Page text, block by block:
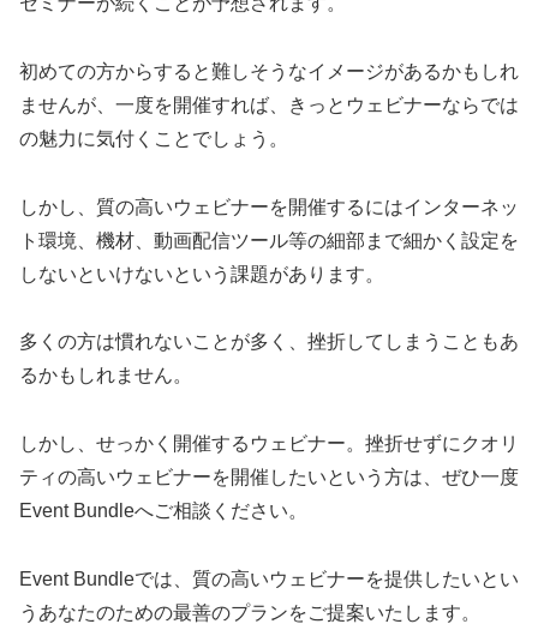
初めての方からすると難しそうなイメージがあるかもしれ
ませんが、一度を開催すれば、きっとウェビナーならでは
の魅力に気付くことでしょう。
しかし、質の高いウェビナーを開催するにはインターネッ
ト環境、機材、動画配信ツール等の細部まで細かく設定を
しないといけないという課題があります。
多くの方は慣れないことが多く、挫折してしまうこともあ
るかもしれません。
しかし、せっかく開催するウェビナー。挫折せずにクオリ
ティの高いウェビナーを開催したいという方は、ぜひ一度
Event Bundleへご相談ください。
Event Bundleでは、質の高いウェビナーを提供したいとい
うあなたのための最善のプランをご提案いたします。